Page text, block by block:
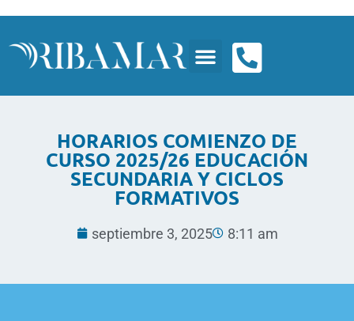
HORARIOS COMIENZO DE
CURSO 2025/26 EDUCACIÓN
SECUNDARIA Y CICLOS
FORMATIVOS
septiembre 3, 2025 8:11 am